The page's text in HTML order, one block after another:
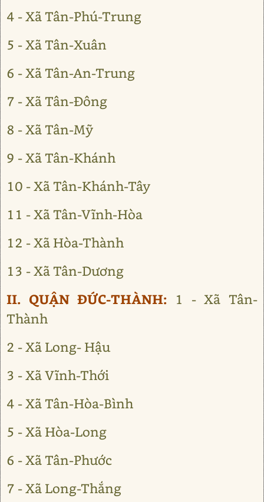
4 - Xã Tân-Phú-Trung
5 - Xã Tân-Xuân
6 - Xã Tân-An-Trung
7 - Xã Tân-Đông
8 - Xã Tân-Mỹ
9 - Xã Tân-Khánh
10 - Xã Tân-Khánh-Tây
11 - Xã Tân-Vĩnh-Hòa
12 - Xã Hòa-Thành
13 - Xã Tân-Dương
II. QUẬN ĐỨC-THÀNH: 1 - Xã Tân-
Thành
2 - Xã Long- Hậu
3 - Xã Vĩnh-Thới
4 - Xã Tân-Hòa-Bình
5 - Xã Hòa-Long
6 - Xã Tân-Phước
7 - Xã Long-Thắng